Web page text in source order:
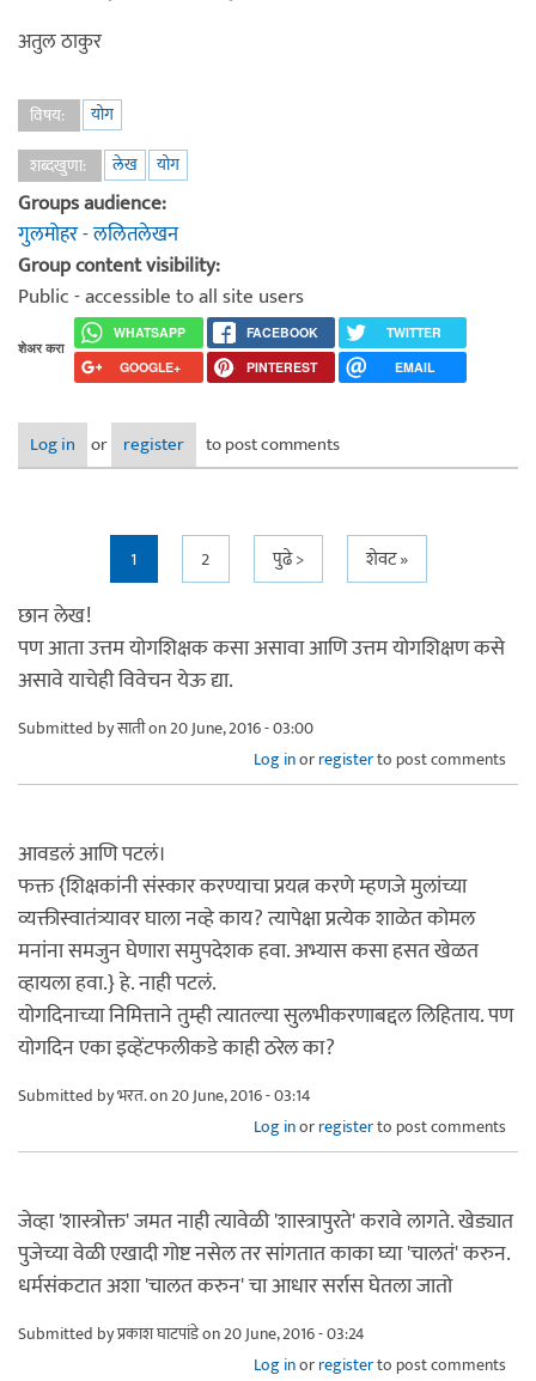
अतुल ठाकुर
विषय:
योग
शब्दखुणा:
लेख योग
Groups audience:
गुलमोहर - ललितलेखन
Group content visibility:
Public - accessible to all site users
शेअर करा
WHATSAPP FACEBOOK
TWITTER
GOOGLE+
PINTEREST EMAIL
Log in or register to post comments
1 2 पुढे > शेवट »
छान लेख!
पण आता उत्तम योगशिक्षक कसा असावा आणि उत्तम योगशिक्षण कसे
असावे याचेही विवेचन येऊ द्या.
Submitted byसातीon 20 June, 2016 - 03:00
Log inorregisterto post comments
आवडलं आणि पटलं।
फक्त {शिक्षकांनी संस्कार करण्याचा प्रयत्न करणे म्हणजे मुलांच्या
व्यक्तीस्वातंत्र्यावर घाला नव्हे काय? त्यापेक्षा प्रत्येक शाळेत कोमल
मनांना समजुन घेणारा समुपदेशक हवा. अभ्यास कसा हसत खेळत
व्हायला हवा.} हे. नाही पटलं.
योगदिनाच्या निमित्ताने तुम्ही त्यातल्या सुलभीकरणाबद्दल लिहिताय. पण
योगदिन एका इव्हेंटफलीकडे काही ठरेल का?
Submitted byभरत.on 20 June, 2016 - 03:14
Log inorregisterto post comments
जेव्हा 'शास्त्रोक्त' जमत नाही त्यावेळी 'शास्त्रापुरते' करावे लागते. खेड्यात
पुजेच्या वेळी एखादी गोष्ट नसेल तर सांगतात काका घ्या 'चालतं' करुन.
धर्मसंकटात अशा 'चालत करुन' चा आधार सर्रास घेतला जातो
Submitted byप्रकाश घाटपांडेon 20 June, 2016 - 03:24
Log inorregisterto post comments